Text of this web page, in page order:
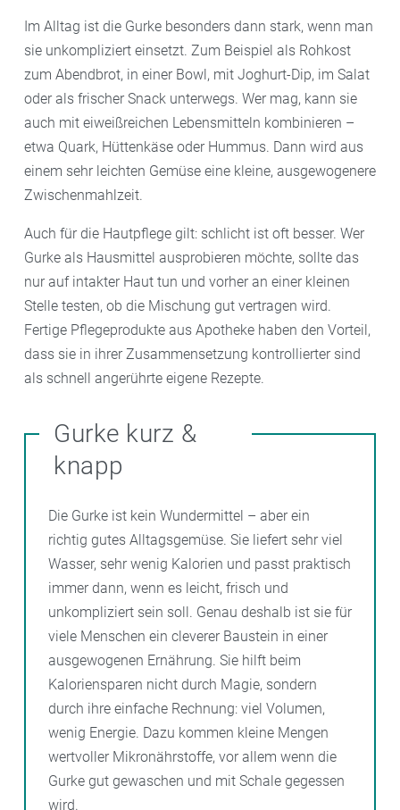
Im Alltag ist die Gurke besonders dann stark, wenn man
sie unkompliziert einsetzt. Zum Beispiel als Rohkost
zum Abendbrot, in einer Bowl, mit Joghurt-Dip, im Salat
oder als frischer Snack unterwegs. Wer mag, kann sie
auch mit eiweißreichen Lebensmitteln kombinieren –
etwa Quark, Hüttenkäse oder Hummus. Dann wird aus
einem sehr leichten Gemüse eine kleine, ausgewogenere
Zwischenmahlzeit.
Auch für die Hautpflege gilt: schlicht ist oft besser. Wer
Gurke als Hausmittel ausprobieren möchte, sollte das
nur auf intakter Haut tun und vorher an einer kleinen
Stelle testen, ob die Mischung gut vertragen wird.
Fertige Pflegeprodukte aus Apotheke haben den Vorteil,
dass sie in ihrer Zusammensetzung kontrollierter sind
als schnell angerührte eigene Rezepte.
Gurke kurz &
knapp
Die Gurke ist kein Wundermittel – aber ein
richtig gutes Alltagsgemüse. Sie liefert sehr viel
Wasser, sehr wenig Kalorien und passt praktisch
immer dann, wenn es leicht, frisch und
unkompliziert sein soll. Genau deshalb ist sie für
viele Menschen ein cleverer Baustein in einer
ausgewogenen Ernährung. Sie hilft beim
Kaloriensparen nicht durch Magie, sondern
durch ihre einfache Rechnung: viel Volumen,
wenig Energie. Dazu kommen kleine Mengen
wertvoller Mikronährstoffe, vor allem wenn die
Gurke gut gewaschen und mit Schale gegessen
wird.